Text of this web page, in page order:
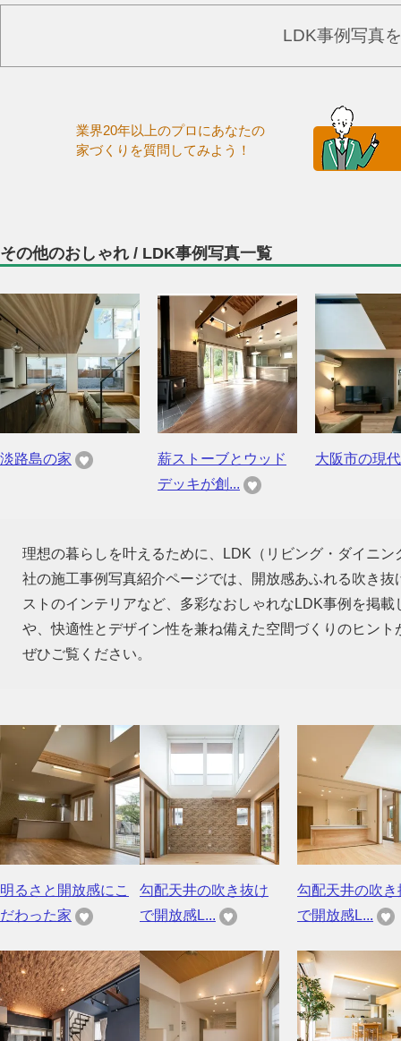
LDK事例写真
業界20年以上のプロにあなたの
家づくりを質問してみよう！
その他のおしゃれ / LDK事例写真一覧
淡路島の家
薪ストーブとウッド
デッキが創...
大阪市の現
理想の暮らしを叶えるために、LDK（リビング・ダイニ
社の施工事例写真紹介ページでは、開放感あふれる吹き
ストのインテリアなど、多彩なおしゃれなLDK事例を掲
や、快適性とデザイン性を兼ね備えた空間づくりのヒン
ぜひご覧ください。
明るさと開放感にこ
だわった家
勾配天井の吹き抜け
で開放感L...
勾配天井の吹き
で開放感L...